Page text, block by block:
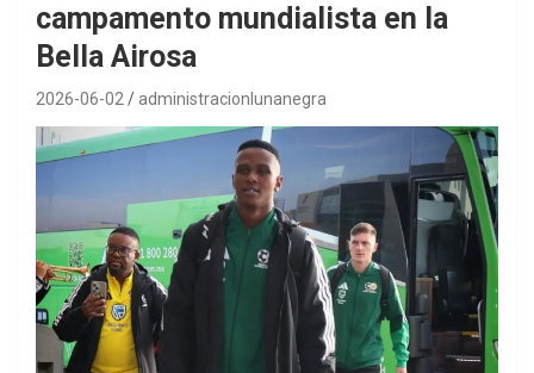
campamento mundialista en la
Bella Airosa
2026-06-02 administracionlunanegra